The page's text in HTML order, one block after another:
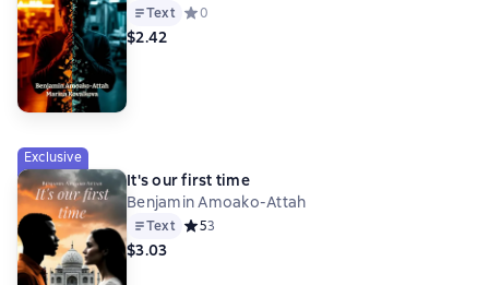
Text Средний рейтинг 0 на основе 0 оценок
0
$2.42
Exclusive
It's our first time
Benjamin Amoako-Attah
Text Средний рейтинг 5 на основе 3 оценок
53
$3.03